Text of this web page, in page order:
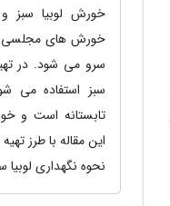
خورش لوبیا سبز
خورش های مجلسی
سرو می شود. در
سبز استفاده می
تابستانه است و
این مقاله با طرز
نحوه نگهداری